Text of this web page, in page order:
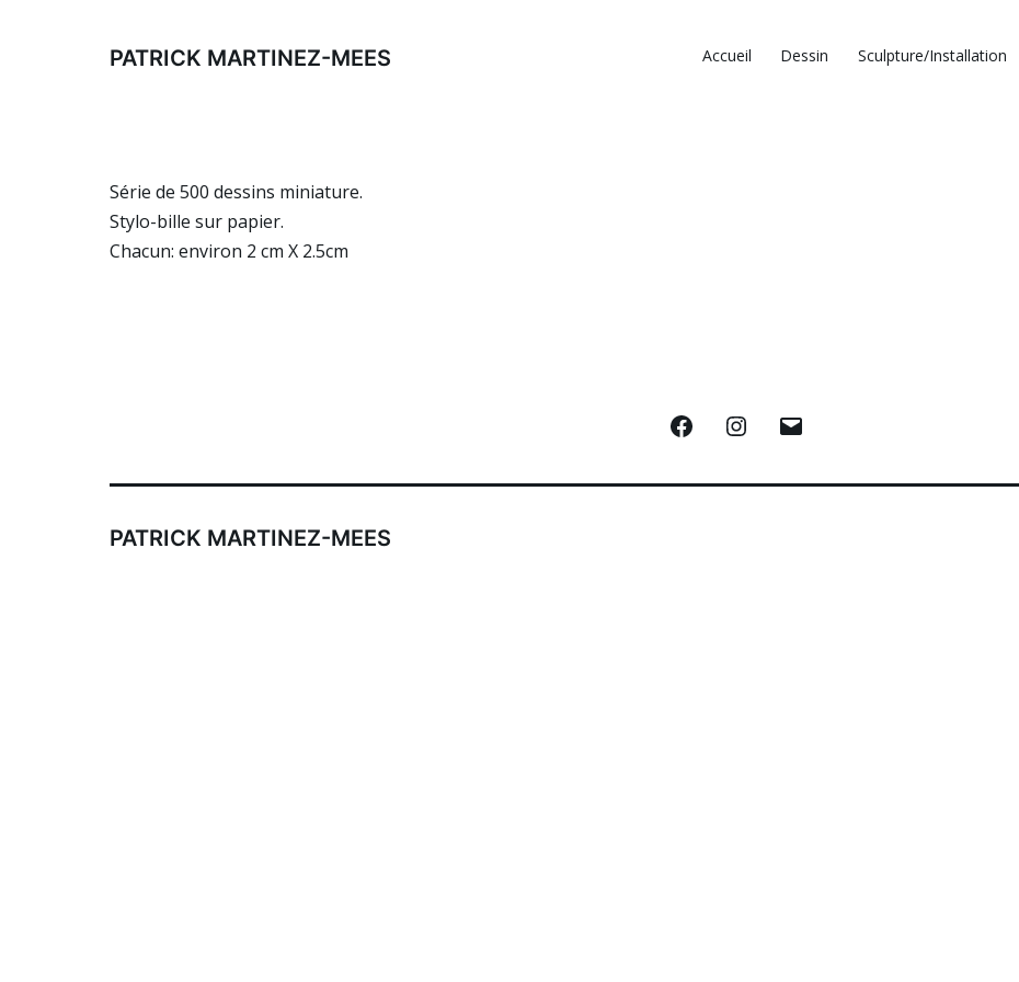
PATRICK MARTINEZ-MEES Accueil Dessin Sculpture/Installation
Série de 500 dessins miniature.
Stylo-bille sur papier.
Chacun: environ 2 cm X 2.5cm
FacebookInstagram
PATRICK MARTINEZ-MEES